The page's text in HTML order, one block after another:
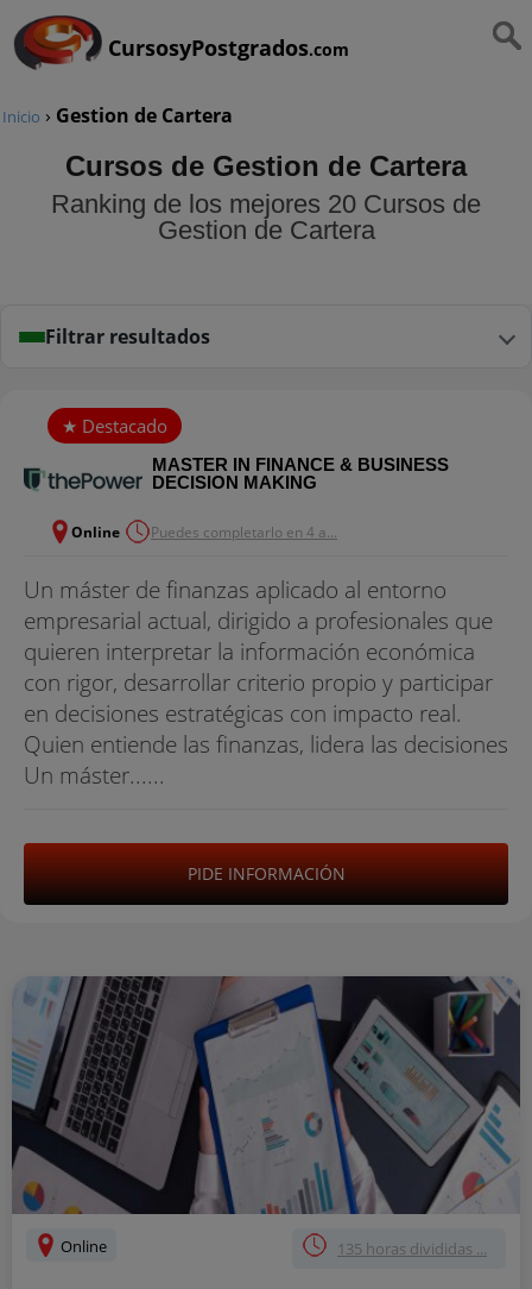
CursosyPostgrados.com
Inicio › Gestion de Cartera
Cursos de Gestion de Cartera
Ranking de los mejores 20 Cursos de
Gestion de Cartera
Filtrar resultados
MASTER IN FINANCE & BUSINESS
DECISION MAKING
Online Puedes completarlo en 4 a...
Un máster de finanzas aplicado al entorno
empresarial actual, dirigido a profesionales que
quieren interpretar la información económica
con rigor, desarrollar criterio propio y participar
en decisiones estratégicas con impacto real.
Quien entiende las finanzas, lidera las decisiones
Un máster......
PIDE INFORMACIÓN
Online 135 horas divididas ...